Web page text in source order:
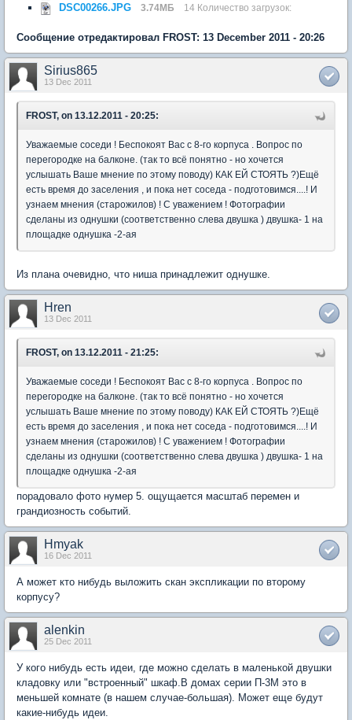
DSC00266.JPG 3.74МБ 14 Количество загрузок:
Сообщение отредактировал FROST: 13 December 2011 - 20:26
Sirius865
13 Dec 2011
FROST, on 13.12.2011 - 20:25:
Уважаемые соседи ! Беспокоят Вас с 8-го корпуса . Вопрос по
перегородке на балконе. (так то всё понятно - но хочется
услышать Ваше мнение по этому поводу) КАК ЕЙ СТОЯТЬ ?)Ещё
есть время до заселения , и пока нет соседа - подготовимся....! И
узнаем мнения (старожилов) ! С уважением ! Фотографии
сделаны из однушки (соответственно слева двушка ) двушка- 1 на
площадке однушка -2-ая
Из плана очевидно, что ниша принадлежит однушке.
Hren
13 Dec 2011
FROST, on 13.12.2011 - 21:25:
Уважаемые соседи ! Беспокоят Вас с 8-го корпуса . Вопрос по
перегородке на балконе. (так то всё понятно - но хочется
услышать Ваше мнение по этому поводу) КАК ЕЙ СТОЯТЬ ?)Ещё
есть время до заселения , и пока нет соседа - подготовимся....! И
узнаем мнения (старожилов) ! С уважением ! Фотографии
сделаны из однушки (соответственно слева двушка ) двушка- 1 на
площадке однушка -2-ая
порадовало фото нумер 5. ощущается масштаб перемен и
грандиозность событий.
Hmyak
16 Dec 2011
А может кто нибудь выложить скан экспликации по второму
корпусу?
alenkin
25 Dec 2011
У кого нибудь есть идеи, где можно сделать в маленькой двушки
кладовку или "встроенный" шкаф.В домах серии П-3М это в
меньшей комнате (в нашем случае-большая). Может еще будут
какие-нибудь идеи.